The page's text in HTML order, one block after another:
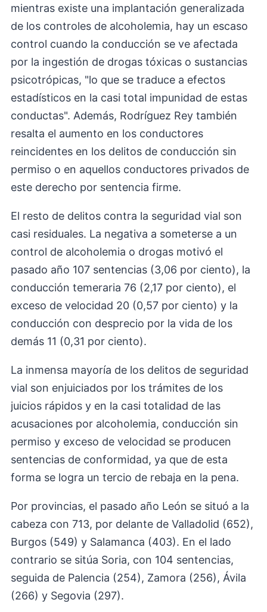
mientras existe una implantación generalizada
de los controles de alcoholemia, hay un escaso
control cuando la conducción se ve afectada
por la ingestión de drogas tóxicas o sustancias
psicotrópicas, "lo que se traduce a efectos
estadísticos en la casi total impunidad de estas
conductas". Además, Rodríguez Rey también
resalta el aumento en los conductores
reincidentes en los delitos de conducción sin
permiso o en aquellos conductores privados de
este derecho por sentencia firme.
El resto de delitos contra la seguridad vial son
casi residuales. La negativa a someterse a un
control de alcoholemia o drogas motivó el
pasado año 107 sentencias (3,06 por ciento), la
conducción temeraria 76 (2,17 por ciento), el
exceso de velocidad 20 (0,57 por ciento) y la
conducción con desprecio por la vida de los
demás 11 (0,31 por ciento).
La inmensa mayoría de los delitos de seguridad
vial son enjuiciados por los trámites de los
juicios rápidos y en la casi totalidad de las
acusaciones por alcoholemia, conducción sin
permiso y exceso de velocidad se producen
sentencias de conformidad, ya que de esta
forma se logra un tercio de rebaja en la pena.
Por provincias, el pasado año León se situó a la
cabeza con 713, por delante de Valladolid (652),
Burgos (549) y Salamanca (403). En el lado
contrario se sitúa Soria, con 104 sentencias,
seguida de Palencia (254), Zamora (256), Ávila
(266) y Segovia (297).